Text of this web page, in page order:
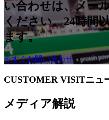
い合わせは、メー
ください。24時間
ます。
今すぐお問い合わせ
CUSTOMER VISITニュ
メディア解説